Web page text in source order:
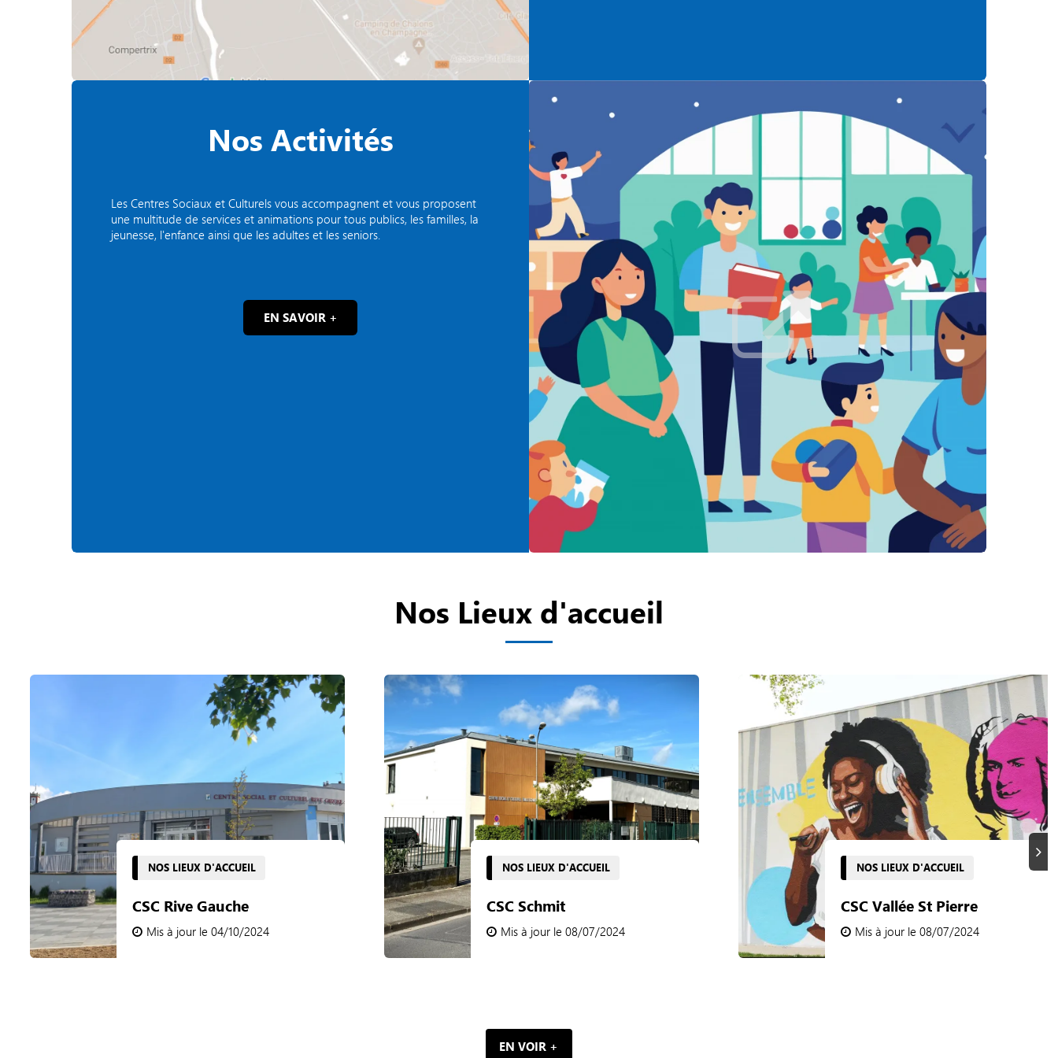
Nos Activités
Les Centres Sociaux et Culturels vous accompagnent et vous proposent
une multitude de services et animations pour tous publics, les familles, la
jeunesse, l'enfance ainsi que les adultes et les seniors.
EN SAVOIR +
Nos Lieux d'accueil
NOS LIEUX D'ACCUEIL
CSC Rive Gauche
Mis à jour le 04/10/2024
NOS LIEUX D'ACCUEIL
CSC Schmit
Mis à jour le 08/07/2024
NOS LIEUX D'ACCUEIL
CSC Vallée St Pierre
Mis à jour le 08/07/2024
EN VOIR +